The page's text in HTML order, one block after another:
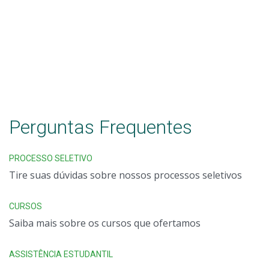
Perguntas Frequentes
PROCESSO SELETIVO
Tire suas dúvidas sobre nossos processos seletivos
CURSOS
Saiba mais sobre os cursos que ofertamos
ASSISTÊNCIA ESTUDANTIL